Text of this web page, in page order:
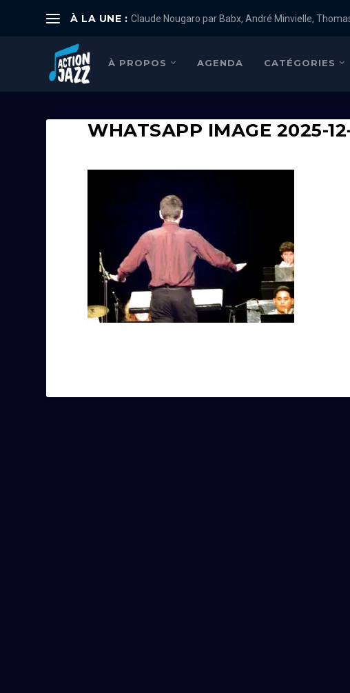
À LA UNE : Claude Nougaro par Babx, André Minvielle, Thomas
À PROPOS AGENDA CATÉGORIES
WHATSAPP IMAGE 2025-